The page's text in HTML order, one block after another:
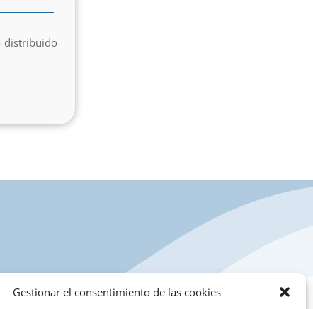
Gestionar el consentimiento de las cookies
distribuido